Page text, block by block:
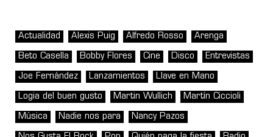
Actualidad Alexis Puig Alfredo Rosso Arenga
Beto Casella Bobby Flores Cine Disco Entrevistas
Joe Fernández Lanzamientos Llave en Mano
Logia del buen gusto Martin Wullich Martín Ciccioli
Música Nadie nos para Nancy Pazos